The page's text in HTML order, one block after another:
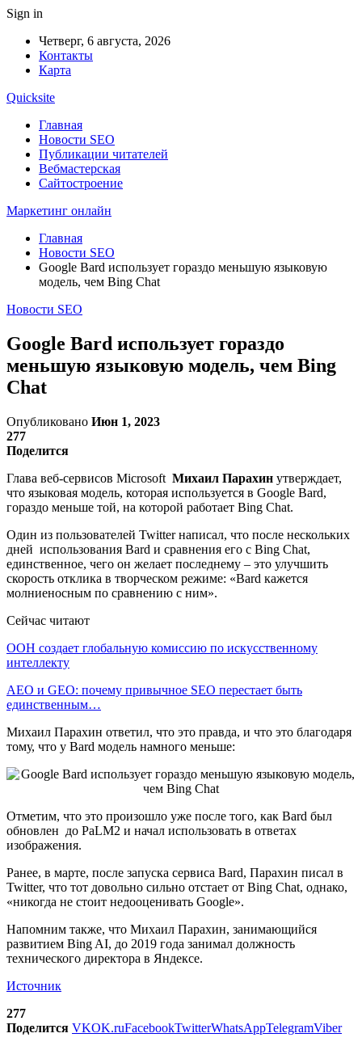
Sign in
Четверг, 6 августа, 2026
Контакты
Карта
Quicksite
Главная
Новости SEO
Публикации читателей
Вебмастерская
Сайтостроение
Маркетинг онлайн
Главная
Новости SEO
Google Bard использует гораздо меньшую языковую
модель, чем Bing Chat
Новости SEO
Google Bard использует гораздо
меньшую языковую модель, чем Bing
Chat
Опубликовано Июн 1, 2023
277
Поделится
Глава веб-сервисов Microsoft Михаил Парахин утверждает,
что языковая модель, которая используется в Google Bard,
гораздо меньше той, на которой работает Bing Chat.
Один из пользователей Twitter написал, что после нескольких
дней использования Bard и сравнения его с Bing Chat,
единственное, чего он желает последнему – это улучшить
скорость отклика в творческом режиме: «Bard кажется
молниеносным по сравнению с ним».
Сейчас читают
ООН создает глобальную комиссию по искусственному
интеллекту
AEO и GEO: почему привычное SEO перестает быть
единственным…
Михаил Парахин ответил, что это правда, и что это благодаря
тому, что у Bard модель намного меньше:
Отметим, что это произошло уже после того, как Bard был
обновлен до PaLM2 и начал использовать в ответах
изображения.
Ранее, в марте, после запуска сервиca Bard, Парахин писал в
Twitter, что тот довольно сильно отстает от Bing Chat, однако,
«никогда не стоит недооценивать Google».
Напомним также, что Михаил Парахин, занимающийся
развитием Bing AI, до 2019 года занимал должность
технического директора в Яндексе.
Источник
277
Поделится VKOK.ruFacebookTwitterWhatsAppTelegramViber